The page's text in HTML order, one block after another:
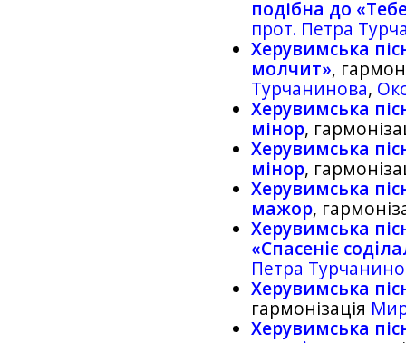
подібна до
прот. Петра
Херувимська
молчит»,
Турчанинова,
Херувимська
мінор,
Херувимська
мінор,
Херувимська
мажор,
Херувимська
«Спасенiє
Петра
Херувимська
гармонізація
Херувимська